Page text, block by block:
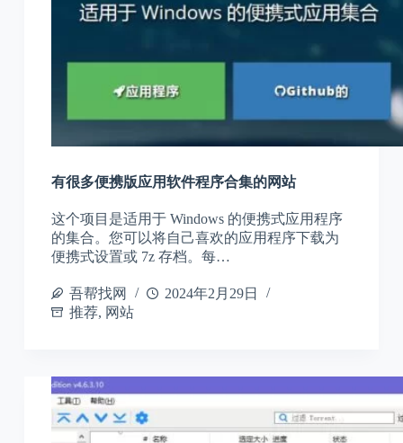
有很多便携版应用软件程序合集的网站
这个项目是适用于 Windows 的便携式应用程序
的集合。您可以将自己喜欢的应用程序下载为
便携式设置或 7z 存档。每…
吾帮找网
2024年2月29日
推荐, 网站